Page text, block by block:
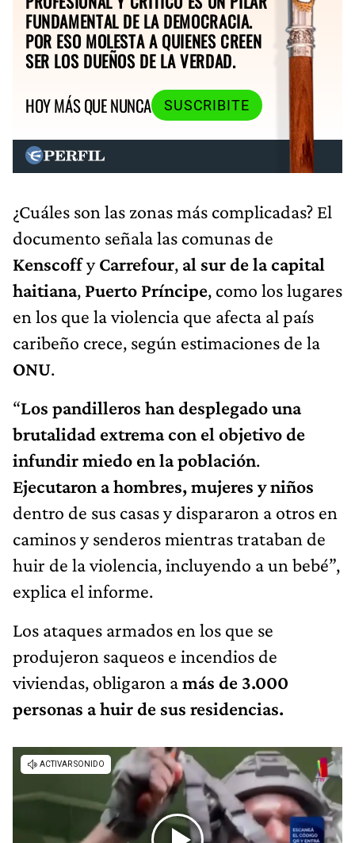
FUNDAMENTAL DE LA DEMOCRACIA.
POR ESO MOLESTA A QUIENES CREEN
SER LOS DUEÑOS DE LA VERDAD.
HOY MÁS QUE NUNCA
SUSCRIBITE
¿Cuáles son las zonas más complicadas? El
documento señala las comunas de
KenscoffyCarrefour, al sur de la capital
haitiana, Puerto Príncipe, como los lugares
en los que la violencia que afecta al país
caribeño crece, según estimaciones de la
ONU.
“Los pandilleros han desplegado una
brutalidad extrema con el objetivo de
infundir miedo en la población.
Ejecutaron a hombres, mujeres y niños
dentro de sus casas y dispararon a otros en
caminos y senderos mientras trataban de
huir de la violencia, incluyendo a un bebé”,
explica el informe.
Los ataques armados en los que se
produjeron saqueos e incendios de
viviendas, obligaron amás de 3.000
personas a huir de sus residencias.